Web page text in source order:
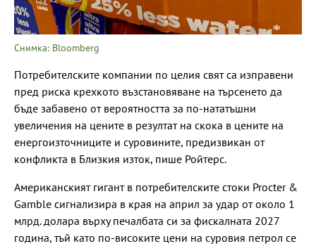
Снимка: Bloomberg
Потребителските компании по целия свят са изправени
пред риска крехкото възстановяване на търсенето да
бъде забавено от вероятността за по-нататъшни
увеличения на цените в резултат на скока в цените на
енергоизточниците и суровините, предизвикан от
конфликта в Близкия изток, пише Ройтерс.
Американският гигант в потребителските стоки Procter &
Gamble сигнализира в края на април за удар от около 1
млрд. долара върху печалбата си за фискалната 2027
година, тъй като по-високите цени на суровия петрол се